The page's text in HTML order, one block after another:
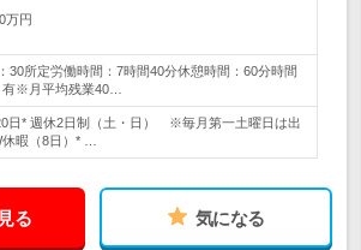
万円
30所定労働時間：7時間40分休憩時間：60分時間
有※月平均残業40…
日* 週休2日制（土・日） ※毎月第一土曜日は出
暇（8日）* …
る 気になる